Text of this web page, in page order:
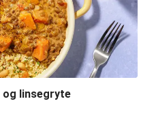
linsegryte